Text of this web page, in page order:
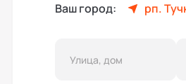
Ваш город: рп.